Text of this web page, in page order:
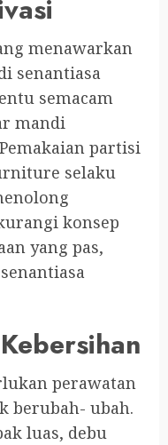
menawarkan
senantiasa
semacam
mandi
partisi
selaku
konsep
yang pas,
perawatan
berubah- ubah.
luas, debu